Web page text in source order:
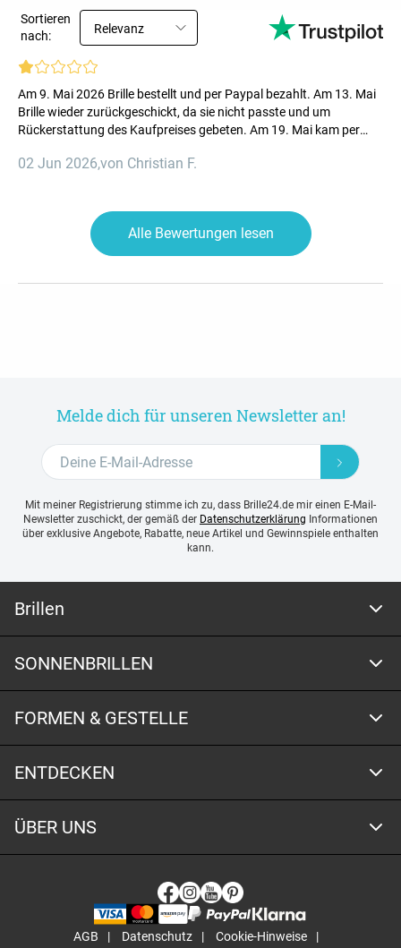
Sortieren
nach:
Relevanz
Am 9. Mai 2026 Brille bestellt und per Paypal bezahlt. Am 13. Mai
Brille wieder zurückgeschickt, da sie nicht passte und um
Rückerstattung des Kaufpreises gebeten. Am 19. Mai kam per
angekommen ist. Heute ist der 2. Juni und bis heute ist der
02 Jun 2026,von Christian F.
Alle Bewertungen lesen
Melde dich für unseren Newsletter an!
Mit meiner Registrierung stimme ich zu, dass Brille24.de mir einen E-Mail-
Newsletter zuschickt, der gemäß der Datenschutzerklärung Informationen
über exklusive Angebote, Rabatte, neue Artikel und Gewinnspiele enthalten
kann.
Brillen
SONNENBRILLEN
FORMEN & GESTELLE
ENTDECKEN
ÜBER UNS
AGB Datenschutz Cookie-Hinweise